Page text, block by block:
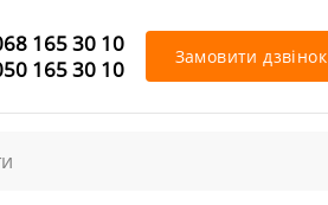
165 30 10
165 30 10
Замовити дзвінок